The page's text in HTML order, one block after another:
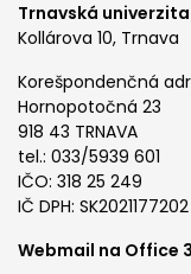
Trnavská univerzita
Kollárova 10, Trnava
Korešpondenčná
Hornopotočná 23
918 43 TRNAVA
tel.: 033/5939 601
IČO: 318 25 249
IČ DPH: SK2021177202
Footer
Webmail na Office